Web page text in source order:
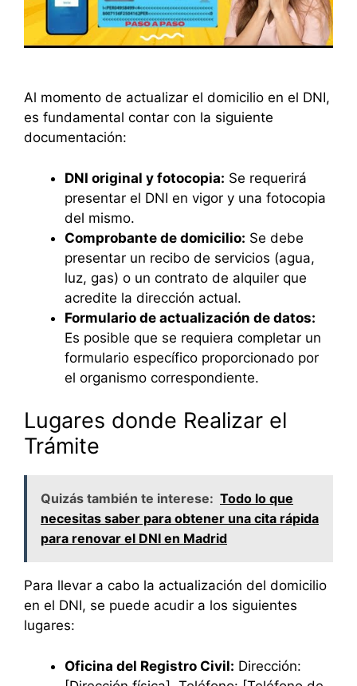
Al momento de actualizar el domicilio en el DNI,
es fundamental contar con la siguiente
documentación:
DNI original y fotocopia: Se requerirá
presentar el DNI en vigor y una fotocopia
del mismo.
Comprobante de domicilio: Se debe
presentar un recibo de servicios (agua,
luz, gas) o un contrato de alquiler que
acredite la dirección actual.
Formulario de actualización de datos:
Es posible que se requiera completar un
formulario específico proporcionado por
el organismo correspondiente.
Lugares donde Realizar el
Trámite
Quizás también te interese: Todo lo que
necesitas saber para obtener una cita rápida
para renovar el DNI en Madrid
Para llevar a cabo la actualización del domicilio
en el DNI, se puede acudir a los siguientes
lugares:
Oficina del Registro Civil: Dirección: